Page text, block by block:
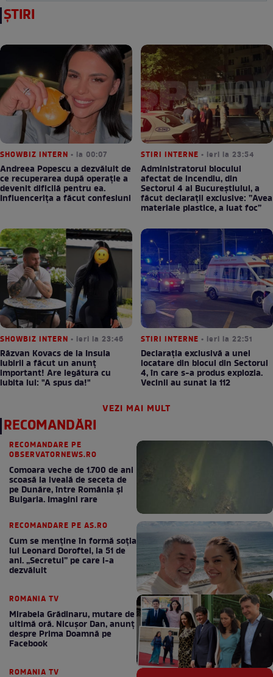
ȘTIRI
SHOWBIZ INTERN • la 00:07
Andreea Popescu a dezvăluit de
ce recuperarea după operație a
devenit dificilă pentru ea.
Influencerița a făcut confesiuni
STIRI INTERNE • ieri la 23:54
Administratorul blocului
afectat de incendiu, din
Sectorul 4 al Bucureștiului, a
făcut declarații exclusive: ”Avea
materiale plastice, a luat foc”
SHOWBIZ INTERN • ieri la 23:46
Răzvan Kovacs de la Insula
Iubirii a făcut un anunț
important! Are legătura cu
iubita lui: "A spus da!"
STIRI INTERNE • ieri la 22:51
Declarația exclusivă a unei
locatare din blocul din Sectorul
4, în care s-a produs explozia.
Vecinii au sunat la 112
VEZI MAI MULT
RECOMANDĂRI
RECOMANDARE PE
OBSERVATORNEWS.RO
Comoara veche de 1.700 de ani
scoasă la iveală de seceta de
pe Dunăre, între România şi
Bulgaria. Imagini rare
RECOMANDARE PE AS.RO
Cum se menţine în formă soţia
lui Leonard Doroftei, la 51 de
ani. „Secretul” pe care l-a
dezvăluit
ROMANIA TV
Mirabela Grădinaru, mutare de
ultimă oră. Nicuşor Dan, anunţ
despre Prima Doamnă pe
Facebook
ROMANIA TV